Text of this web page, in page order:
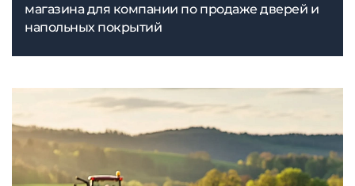
магазина для компании по продаже дверей и
напольных покрытий